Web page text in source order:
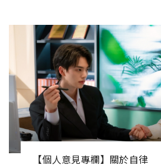
【個人意見專欄】關於自律